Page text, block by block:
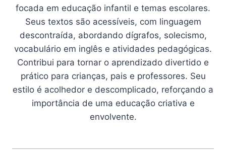
focada em educação infantil e temas escolares.
Seus textos são acessíveis, com linguagem
descontraída, abordando dígrafos, solecismo,
vocabulário em inglês e atividades pedagógicas.
Contribui para tornar o aprendizado divertido e
prático para crianças, pais e professores. Seu
estilo é acolhedor e descomplicado, reforçando a
importância de uma educação criativa e
envolvente.